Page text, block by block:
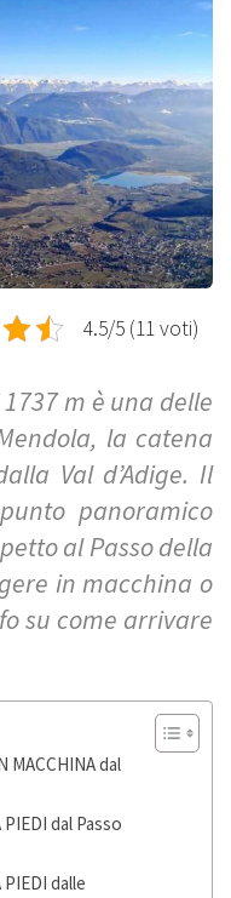
4.5/5 (11 voti)
m è una delle
la catena
Val d’Adige. Il
panoramico
al Passo della
in macchina o
su come arrivare
MACCHINA dal
dal Passo
dalle